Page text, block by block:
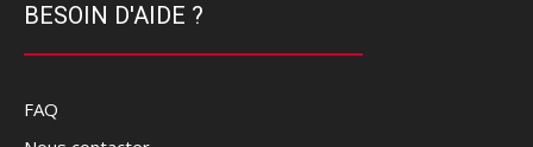
BESOIN D'AIDE ?
FAQ